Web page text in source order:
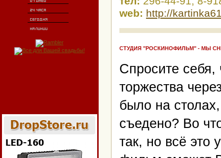
web: http://
СТУДИЯ "РОСКИНОФИЛЬМ" - МЫ
Спросите себя,
торжества
было на
съедено? Во
так, но всё